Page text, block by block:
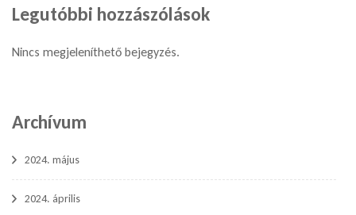
Legutóbbi hozzászólások
Nincs megjeleníthető bejegyzés.
Archívum
2024. május
2024. április